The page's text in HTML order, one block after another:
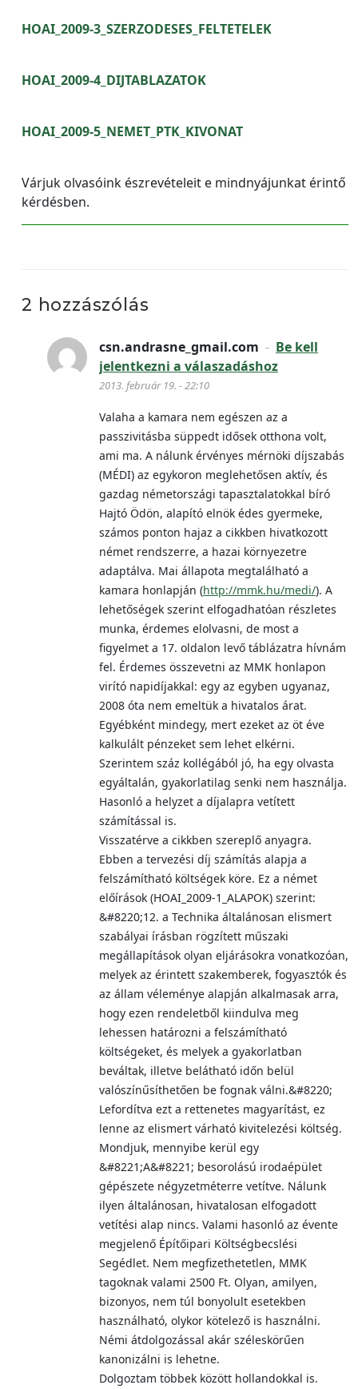
HOAI_2009-3_SZERZODESES_FELTETELEK
HOAI_2009-4_DIJTABLAZATOK
HOAI_2009-5_NEMET_PTK_KIVONAT
Várjuk olvasóink észrevételeit e mindnyájunkat érintő
kérdésben.
2 hozzászólás
csn.andrasne_gmail.com - Be kell
jelentkezni a válaszadáshoz
2013. február 19. - 22:10
Valaha a kamara nem egészen az a
passzivitásba süppedt idősek otthona volt,
ami ma. A nálunk érvényes mérnöki díjszabás
(MÉDI) az egykoron meglehetősen aktív, és
gazdag németországi tapasztalatokkal bíró
Hajtó Ödön, alapító elnök édes gyermeke,
számos ponton hajaz a cikkben hivatkozott
német rendszerre, a hazai környezetre
adaptálva. Mai állapota megtalálható a
kamara honlapján (http://mmk.hu/medi/). A
lehetőségek szerint elfogadhatóan részletes
munka, érdemes elolvasni, de most a
figyelmet a 17. oldalon levő táblázatra hívnám
fel. Érdemes összevetni az MMK honlapon
virító napidíjakkal: egy az egyben ugyanaz,
2008 óta nem emeltük a hivatalos árat.
Egyébként mindegy, mert ezeket az öt éve
kalkulált pénzeket sem lehet elkérni.
Szerintem száz kollégából jó, ha egy olvasta
egyáltalán, gyakorlatilag senki nem használja.
Hasonló a helyzet a díjalapra vetített
számítással is.
Visszatérve a cikkben szereplő anyagra.
Ebben a tervezési díj számítás alapja a
felszámítható költségek köre. Ez a német
előírások (HOAI_2009-1_ALAPOK) szerint:
&#8220;12. a Technika általánosan elismert
szabályai írásban rögzített műszaki
megállapítások olyan eljárásokra vonatkozóan,
melyek az érintett szakemberek, fogyasztók és
az állam véleménye alapján alkalmasak arra,
hogy ezen rendeletből kiindulva meg
lehessen határozni a felszámítható
költségeket, és melyek a gyakorlatban
beváltak, illetve belátható időn belül
valószínűsíthetően be fognak válni.&#8220;
Lefordítva ezt a rettenetes magyarítást, ez
lenne az elismert várható kivitelezési költség.
Mondjuk, mennyibe kerül egy
&#8221;A&#8221; besorolású irodaépület
gépészete négyzetméterre vetítve. Nálunk
ilyen általánosan, hivatalosan elfogadott
vetítési alap nincs. Valami hasonló az évente
megjelenő Építőipari Költségbecslési
Segédlet. Nem megfizethetetlen, MMK
tagoknak valami 2500 Ft. Olyan, amilyen,
bizonyos, nem túl bonyolult esetekben
használható, olykor kötelező is használni.
Némi átdolgozással akár széleskörűen
kanonizálni is lehetne.
Dolgoztam többek között hollandokkal is.